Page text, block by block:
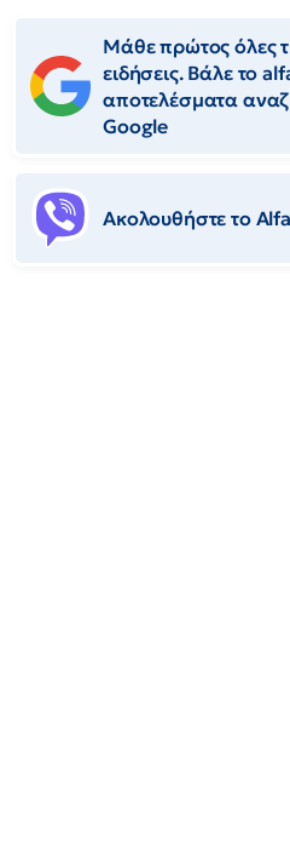
Μάθε πρώτος όλες
ειδήσεις. Βάλε το
αποτελέσματα
Google
Ακολουθήστε το